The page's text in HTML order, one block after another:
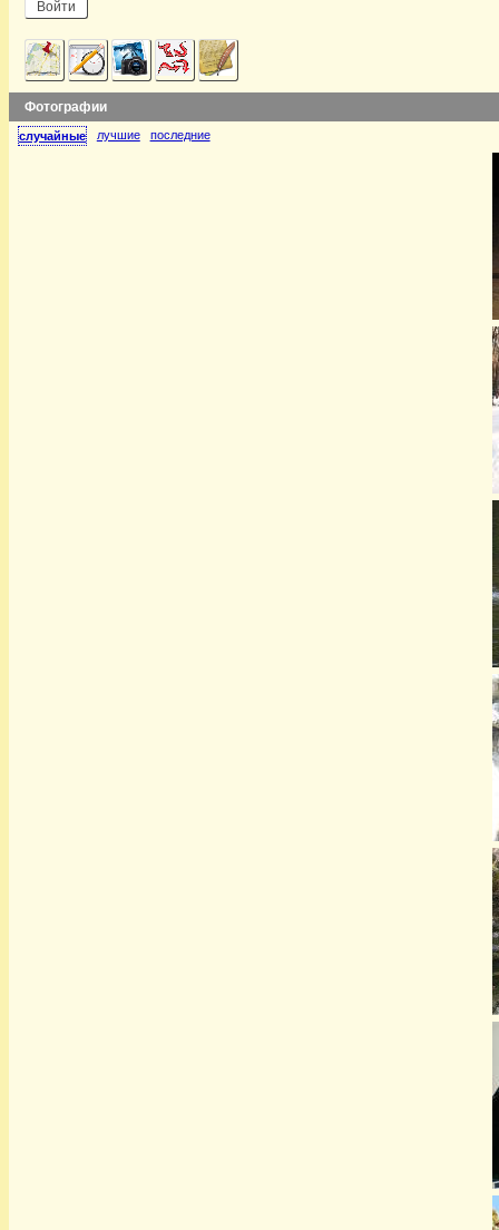
Фотографии
случайные лучшие последние